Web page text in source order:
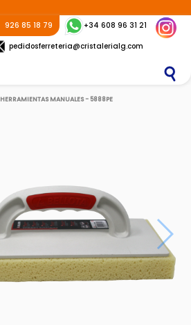
926 85 18 79
+34 608 96 31 21
pedidosferreteria@cristalerialg.com
HERRAMIENTAS MANUALES - 5888PE